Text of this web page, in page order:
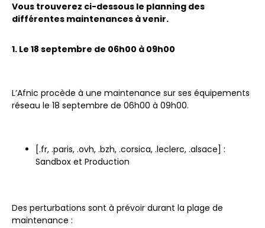
Vous trouverez ci-dessous le planning des
différentes maintenances à venir.
1. Le 18 septembre de 06h00 à 09h00
L’Afnic procède à une maintenance sur ses équipements
réseau le 18 septembre de 06h00 à 09h00.
[.fr, .paris, .ovh, .bzh, .corsica, .leclerc, .alsace] :
Sandbox et Production
Des perturbations sont à prévoir durant la plage de
maintenance :